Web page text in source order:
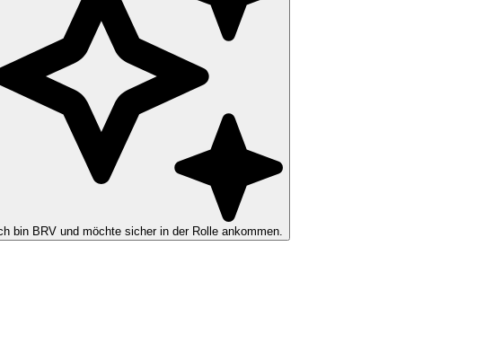
bin BRV und möchte sicher in der Rolle ankommen.